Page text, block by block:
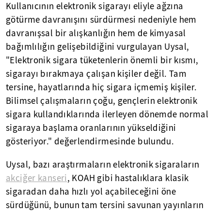
Kullanıcının elektronik sigarayı eliyle ağzına
götürme davranışını sürdürmesi nedeniyle hem
davranışsal bir alışkanlığın hem de kimyasal
bağımlılığın gelişebildiğini vurgulayan Uysal,
"Elektronik sigara tüketenlerin önemli bir kısmı,
sigarayı bırakmaya çalışan kişiler değil. Tam
tersine, hayatlarında hiç sigara içmemiş kişiler.
Bilimsel çalışmaların çoğu, gençlerin elektronik
sigara kullandıklarında ilerleyen dönemde normal
sigaraya başlama oranlarının yükseldiğini
gösteriyor." değerlendirmesinde bulundu.
Uysal, bazı araştırmaların elektronik sigaraların
akciğer kanseri, KOAH gibi hastalıklara klasik
sigaradan daha hızlı yol açabileceğini öne
sürdüğünü, bunun tam tersini savunan yayınların